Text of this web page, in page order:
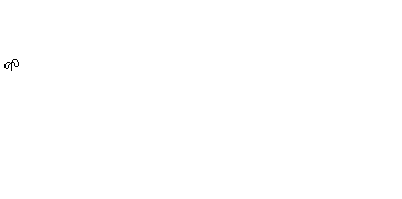
🌱